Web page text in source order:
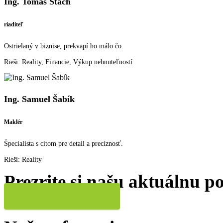
riaditeľ
Ostrielaný v biznise, prekvapí ho málo čo.
Rieši: Reality, Financie, Výkup nehnuteľností
Ing. Samuel Šabík
Maklér
Špecialista s citom pre detail a precíznosť.
Rieši: Reality
Prezrite si našu aktuálnu